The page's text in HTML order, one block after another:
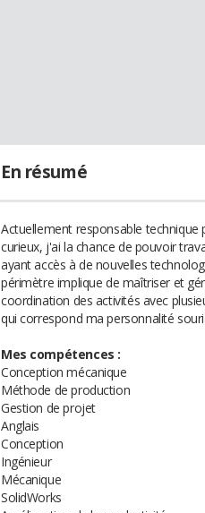
En résumé
Actuellement responsable
curieux, j'ai la chance de pouvoir
ayant accès à de nouvelles
périmètre implique de maîtriser et
coordination des activités avec
qui correspond ma personnalité
Mes compétences :
Conception mécanique
Méthode de production
Gestion de projet
Anglais
Conception
Ingénieur
Mécanique
SolidWorks